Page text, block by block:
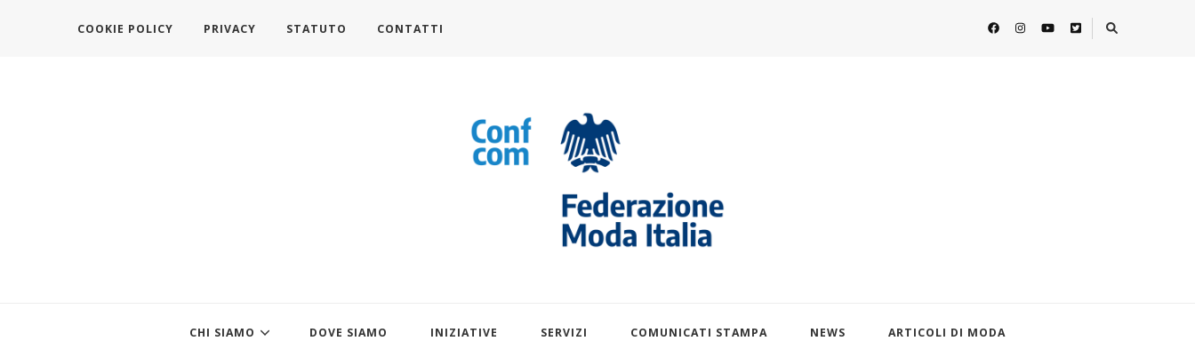
COOKIE POLICY PRIVACY STATUTO CONTATTI
CHI SIAMO DOVE SIAMO INIZIATIVE SERVIZI COMUNICATI STAMPA NEWS ARTICOLI DI MODA